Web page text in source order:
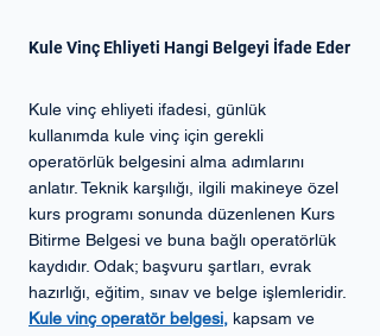
Kule Vinç Ehliyeti Hangi Belgeyi İfade Eder
Kule vinç ehliyeti ifadesi, günlük
kullanımda kule vinç için gerekli
operatörlük belgesini alma adımlarını
anlatır. Teknik karşılığı, ilgili makineye özel
kurs programı sonunda düzenlenen Kurs
Bitirme Belgesi ve buna bağlı operatörlük
kaydıdır. Odak; başvuru şartları, evrak
hazırlığı, eğitim, sınav ve belge işlemleridir.
Kule vinç operatör belgesi, kapsam ve